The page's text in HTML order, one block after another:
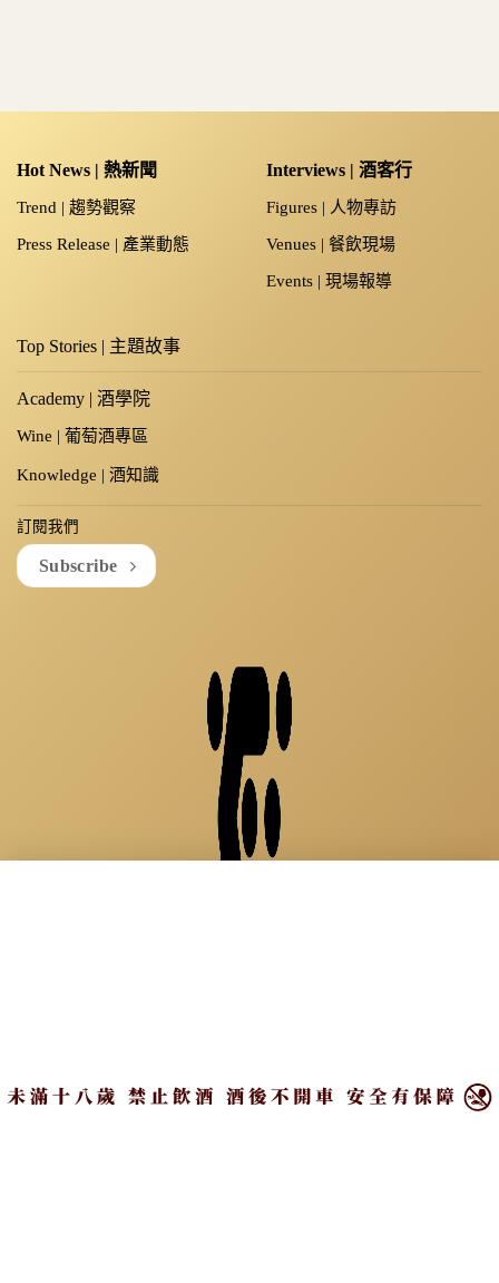
Hot News | 熱新聞
Trend | 趨勢觀察
Press Release | 產業動態
Interviews | 酒客行
Figures | 人物專訪
Venues | 餐飲現場
Events | 現場報導
Top Stories | 主題故事
Academy | 酒學院
Wine | 葡萄酒專區
Knowledge | 酒知識
訂閱我們
Subscribe